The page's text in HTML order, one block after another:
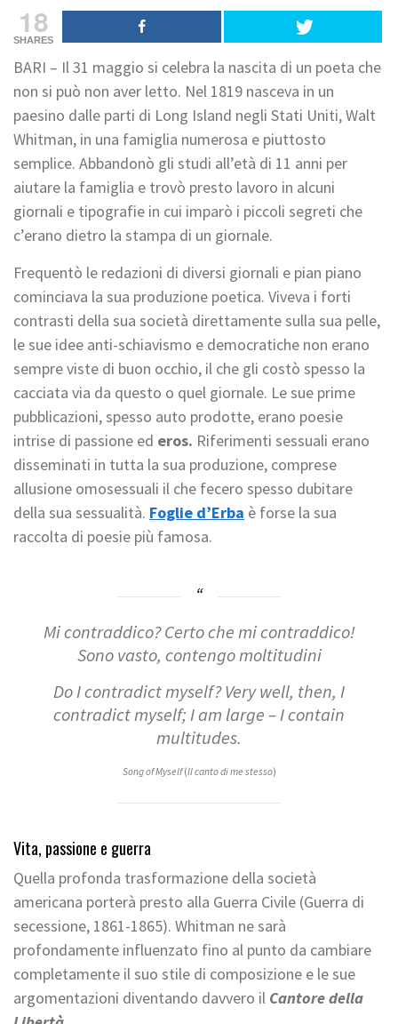
18
SHARES
BARI – Il 31 maggio si celebra la nascita di un poeta che
non si può non aver letto. Nel 1819 nasceva in un
paesino dalle parti di Long Island negli Stati Uniti, Walt
Whitman, in una famiglia numerosa e piuttosto
semplice. Abbandonò gli studi all’età di 11 anni per
aiutare la famiglia e trovò presto lavoro in alcuni
giornali e tipografie in cui imparò i piccoli segreti che
c’erano dietro la stampa di un giornale.
Frequentò le redazioni di diversi giornali e pian piano
cominciava la sua produzione poetica. Viveva i forti
contrasti della sua società direttamente sulla sua pelle,
le sue idee anti-schiavismo e democratiche non erano
sempre viste di buon occhio, il che gli costò spesso la
cacciata via da questo o quel giornale. Le sue prime
pubblicazioni, spesso auto prodotte, erano poesie
intrise di passione ed eros. Riferimenti sessuali erano
disseminati in tutta la sua produzione, comprese
allusione omosessuali il che fecero spesso dubitare
della sua sessualità. Foglie d’Erba è forse la sua
raccolta di poesie più famosa.
Mi contraddico? Certo che mi contraddico!
Sono vasto, contengo moltitudini
Do I contradict myself? Very well, then, I
contradict myself; I am large – I contain
multitudes.
Song of Myself(Il canto di me stesso)
Vita, passione e guerra
Quella profonda trasformazione della società
americana porterà presto alla Guerra Civile (Guerra di
secessione, 1861-1865). Whitman ne sarà
profondamente influenzato fino al punto da cambiare
completamente il suo stile di composizione e le sue
argomentazioni diventando davvero il Cantore della